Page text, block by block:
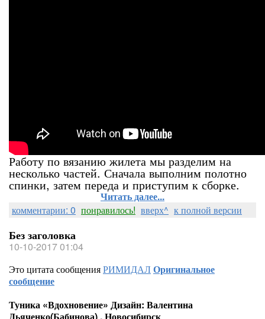
Работу по вязанию жилета мы разделим на
несколько частей. Сначала выполним полотно
спинки, затем переда и приступим к сборке.
Читать далее...
комментарии: 0 понравилось! вверх^ к полной версии
Без заголовка
10-10-2017 01:04
Это цитата сообщенияРИМИДАЛОригинальное
сообщение
Туника «Вдохновение» Дизайн: Валентина